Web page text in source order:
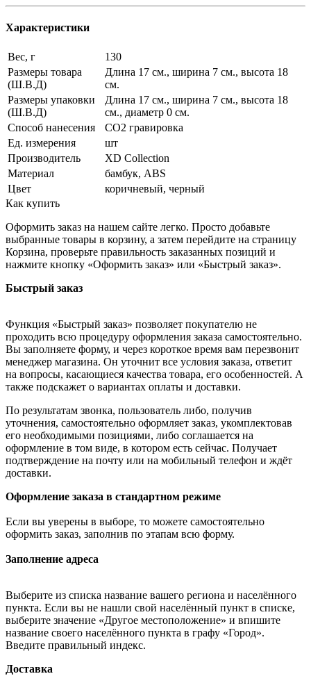
Характеристики
Вес, г
130
Размеры товара
(Ш.В.Д)
Длина 17 см., ширина 7 см., высота 18
см.
Размеры упаковки
(Ш.В.Д)
Длина 17 см., ширина 7 см., высота 18
см., диаметр 0 см.
Способ нанесения
CO2 гравировка
Ед. измерения
шт
Производитель
XD Collection
Материал
бамбук, ABS
Цвет
коричневый, черный
Как купить
Оформить заказ на нашем сайте легко. Просто добавьте
выбранные товары в корзину, а затем перейдите на страницу
Корзина, проверьте правильность заказанных позиций и
нажмите кнопку «Оформить заказ» или «Быстрый заказ».
Быстрый заказ
Функция «Быстрый заказ» позволяет покупателю не
проходить всю процедуру оформления заказа самостоятельно.
Вы заполняете форму, и через короткое время вам перезвонит
менеджер магазина. Он уточнит все условия заказа, ответит
на вопросы, касающиеся качества товара, его особенностей. А
также подскажет о вариантах оплаты и доставки.
По результатам звонка, пользователь либо, получив
уточнения, самостоятельно оформляет заказ, укомплектовав
его необходимыми позициями, либо соглашается на
оформление в том виде, в котором есть сейчас. Получает
подтверждение на почту или на мобильный телефон и ждёт
доставки.
Оформление заказа в стандартном режиме
Если вы уверены в выборе, то можете самостоятельно
оформить заказ, заполнив по этапам всю форму.
Заполнение адреса
Выберите из списка название вашего региона и населённого
пункта. Если вы не нашли свой населённый пункт в списке,
выберите значение «Другое местоположение» и впишите
название своего населённого пункта в графу «Город».
Введите правильный индекс.
Доставка